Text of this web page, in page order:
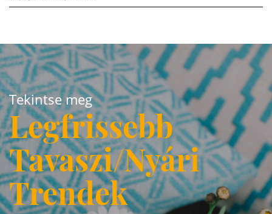
Tekintse meg
Legfrissebb
Tavaszi/Nyári
Trendek